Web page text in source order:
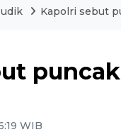
Kapolri sebut
WIB